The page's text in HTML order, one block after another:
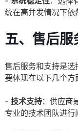
统在高并发情况下依
五、售后服
售后服务和支持是
要体现在以下几个方
- 技术支持：供应商
专业的技术团队进行